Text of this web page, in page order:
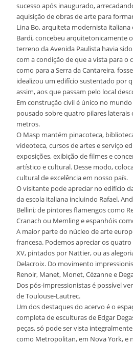
sucesso após inaugurado,
aquisição de obras de arte para
Lina Bo, arquiteta modernista italiana
Bardi, concebeu arquitetonicamente
terreno da Avenida Paulista havia
com a condição de que a vista para o
como para a Serra da Cantareira,
idealizou um edifício sustentado por
assim, aos que passam pelo local
Em construção civil é único no
pousado sobre quatro pilares laterais
metros.
O Masp mantém pinacoteca,
videoteca, cursos de artes e serviço
exposições, exibição de filmes e
artístico e cultural. Desse modo,
cultural de excelência em nosso país.
O visitante pode apreciar no edifício
da escola italiana incluindo Rafael,
Bellini; de pintores flamengos como
Cranach ou Memling e espanhóis
A maior parte do núcleo de arte
francesa. Podemos apreciar os
XV, pintados por Nattier, ou as
Delacroix. Do movimento
Renoir, Manet, Monet, Cézanne e
Dos pós-impressionistas é possível
de Toulouse-Lautrec.
Um dos destaques do acervo é o
completa de esculturas de Edgar
peças, só pode ser vista
como Metropolitan, em Nova York, e